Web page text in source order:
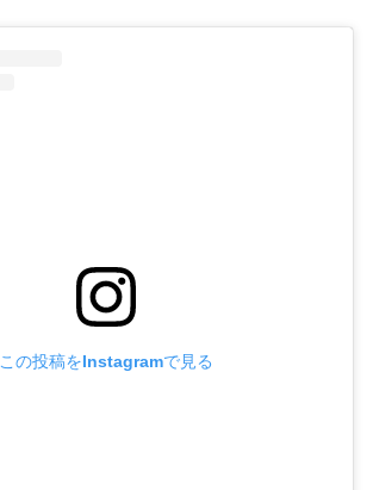
この投稿をInstagramで見る